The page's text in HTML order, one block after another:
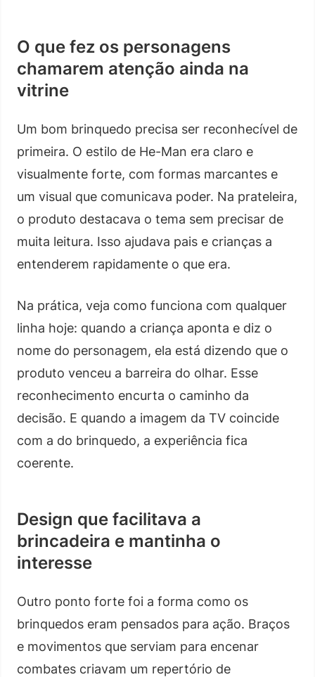
O que fez os personagens
chamarem atenção ainda na
vitrine
Um bom brinquedo precisa ser reconhecível de
primeira. O estilo de He-Man era claro e
visualmente forte, com formas marcantes e
um visual que comunicava poder. Na prateleira,
o produto destacava o tema sem precisar de
muita leitura. Isso ajudava pais e crianças a
entenderem rapidamente o que era.
Na prática, veja como funciona com qualquer
linha hoje: quando a criança aponta e diz o
nome do personagem, ela está dizendo que o
produto venceu a barreira do olhar. Esse
reconhecimento encurta o caminho da
decisão. E quando a imagem da TV coincide
com a do brinquedo, a experiência fica
coerente.
Design que facilitava a
brincadeira e mantinha o
interesse
Outro ponto forte foi a forma como os
brinquedos eram pensados para ação. Braços
e movimentos que serviam para encenar
combates criavam um repertório de